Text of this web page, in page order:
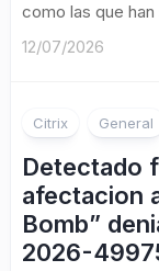
como las que
12/07/2026
Citrix General
Detectado
afectacion
Bomb”
2026-